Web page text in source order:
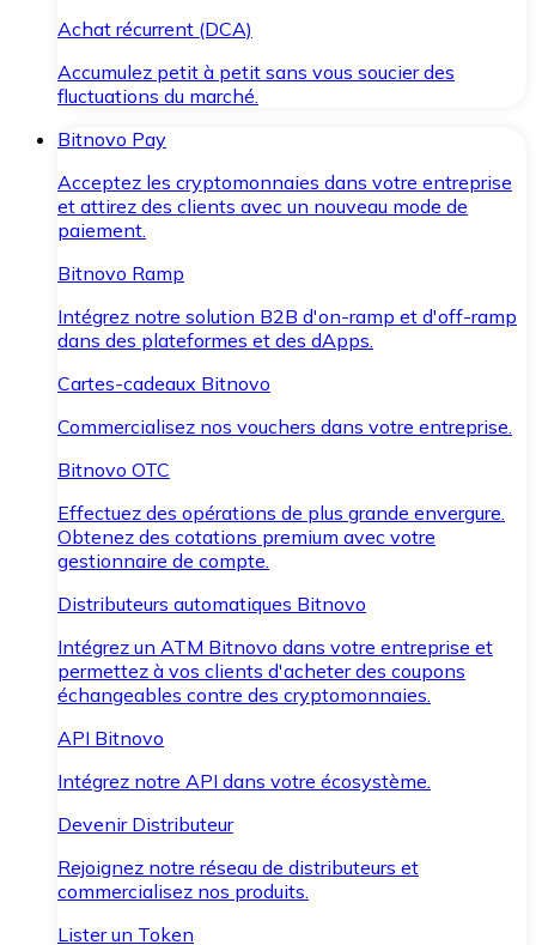
Achat récurrent (DCA)
Accumulez petit à petit sans vous soucier des
fluctuations du marché.
Bitnovo Pay
Acceptez les cryptomonnaies dans votre entreprise
et attirez des clients avec un nouveau mode de
paiement.
Bitnovo Ramp
Intégrez notre solution B2B d'on-ramp et d'off-ramp
dans des plateformes et des dApps.
Cartes-cadeaux Bitnovo
Commercialisez nos vouchers dans votre entreprise.
Bitnovo OTC
Effectuez des opérations de plus grande envergure.
Obtenez des cotations premium avec votre
gestionnaire de compte.
Distributeurs automatiques Bitnovo
Intégrez un ATM Bitnovo dans votre entreprise et
permettez à vos clients d'acheter des coupons
échangeables contre des cryptomonnaies.
API Bitnovo
Intégrez notre API dans votre écosystème.
Devenir Distributeur
Rejoignez notre réseau de distributeurs et
commercialisez nos produits.
Lister un Token